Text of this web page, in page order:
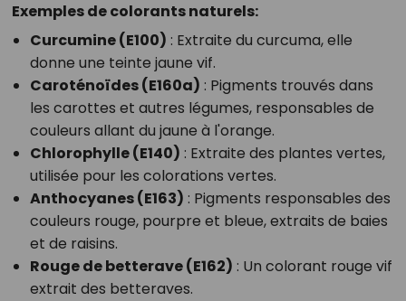
Exemples de colorants naturels:
Curcumine (E100) : Extraite du curcuma, elle
donne une teinte jaune vif.
Caroténoïdes (E160a) : Pigments trouvés dans
les carottes et autres légumes, responsables de
couleurs allant du jaune à l'orange.
Chlorophylle (E140) : Extraite des plantes vertes,
utilisée pour les colorations vertes.
Anthocyanes (E163) : Pigments responsables des
couleurs rouge, pourpre et bleue, extraits de baies
et de raisins.
Rouge de betterave (E162) : Un colorant rouge vif
extrait des betteraves.